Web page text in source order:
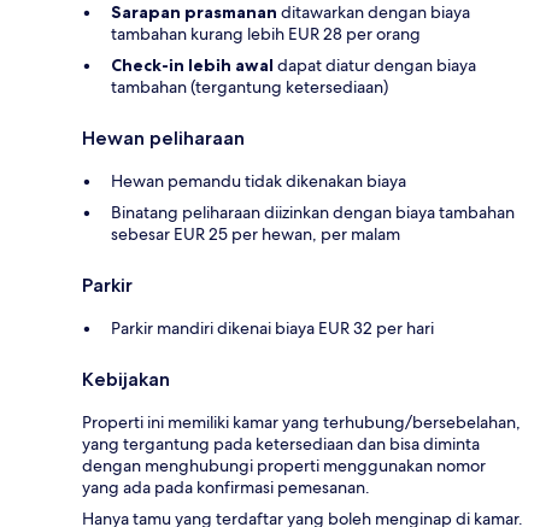
Sarapan prasmanan ditawarkan dengan biaya
tambahan kurang lebih EUR 28 per orang
Check-in lebih awal dapat diatur dengan biaya
tambahan (tergantung ketersediaan)
Hewan peliharaan
Hewan pemandu tidak dikenakan biaya
Binatang peliharaan diizinkan dengan biaya tambahan
sebesar EUR 25 per hewan, per malam
Parkir
Parkir mandiri dikenai biaya EUR 32 per hari
Kebijakan
Properti ini memiliki kamar yang terhubung/bersebelahan,
yang tergantung pada ketersediaan dan bisa diminta
dengan menghubungi properti menggunakan nomor
yang ada pada konfirmasi pemesanan.
Hanya tamu yang terdaftar yang boleh menginap di kamar.